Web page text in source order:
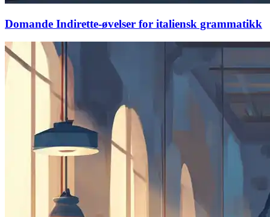
Domande Indirette-øvelser for italiensk grammatikk